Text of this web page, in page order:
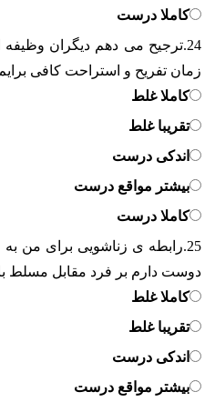
کاملا درست
24. ترجیح می دهم دیگران
زمان تفریح و استراحت کافی
کاملا غلط
تقریبا غلط
اندکی درست
بیشتر مواقع درست
کاملا درست
25. رابطه ی زناشویی برای من
دوست دارم بر فرد مقابل مسلط
کاملا غلط
تقریبا غلط
اندکی درست
بیشتر مواقع درست